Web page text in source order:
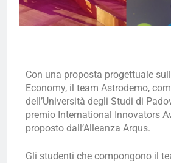
Con una proposta progettuale
Economy, il team Astrodemo,
dell’Università degli Studi di
premio International Innovators
proposto dall’Alleanza Arqus.
Gli studenti che compongono il